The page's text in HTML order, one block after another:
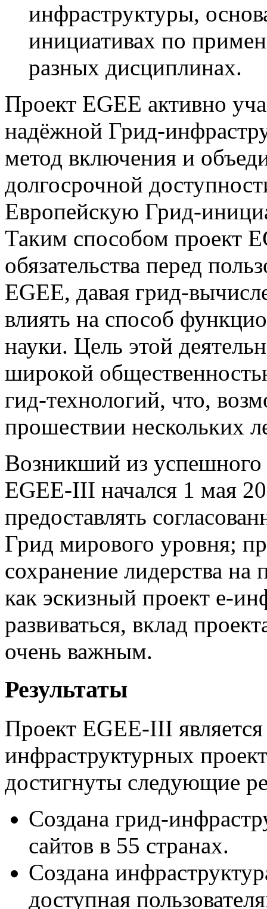
инфраструктуры,
инициативах по
разных дисциплинах.
Проект EGEE активно
надёжной Грид-
метод включения и
долгосрочной
Европейскую Грид-
Таким способом проект
обязательства перед
EGEE, давая грид-
влиять на способ
науки. Цель этой
широкой
гид-технологий, что,
прошествии нескольких
Возникший из успешного
EGEE-III начался 1 мая
предоставлять
Грид мирового уровня;
сохранение лидерства
как эскизный проект е-
развиваться, вклад
очень важным.
Результаты
Проект EGEE-III
инфраструктурных
достигнуты следующие
Создана грид-
сайтов в 55 странах.
Создана
доступная